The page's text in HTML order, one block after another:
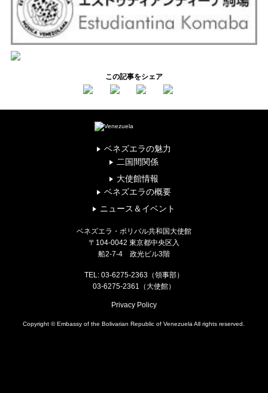
この記事をシェア
ベネズエラの魅力
二国間関係
大使館情報
ベネズエラの概要
ニュース＆イベント
ベネズエラ・ボリバル共和国大使館
〒104-0042 東京都中央区入
船2-7-4 政光ビル3階
TEL: 03-6275-2363（領事部）
03-6275-2361（大使館）
Privacy Policy
Copyright © Embassy of the Bolivarian Republic of Venezuela All rights reserved.